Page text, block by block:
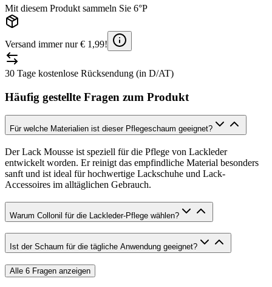
Mit diesem Produkt sammeln Sie 6°P
Versand immer nur € 1,99!
30 Tage kostenlose Rücksendung (in D/AT)
Häufig gestellte Fragen zum Produkt
Für welche Materialien ist dieser Pflegeschaum geeignet?
Der Lack Mousse ist speziell für die Pflege von Lackleder
entwickelt worden. Er reinigt das empfindliche Material besonders
sanft und ist ideal für hochwertige Lackschuhe und Lack-
Accessoires im alltäglichen Gebrauch.
Warum Collonil für die Lackleder-Pflege wählen?
Ist der Schaum für die tägliche Anwendung geeignet?
Alle 6 Fragen anzeigen